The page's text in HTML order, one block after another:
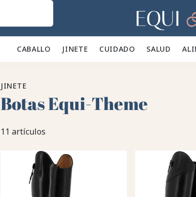
CABALLO 🐎 JINETE 👕 CUIDADO 🪮 SALUD ✨
JINETE
Botas Equi-Theme
11 artículos